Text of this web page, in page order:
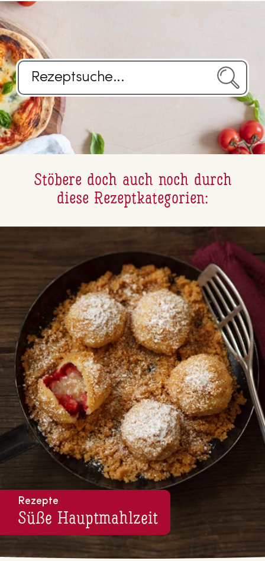
Stöbere doch auch noch durch
diese Re­zept­ka­te­go­ri­en:
Rezepte
Süße Haupt­mahl­zeit